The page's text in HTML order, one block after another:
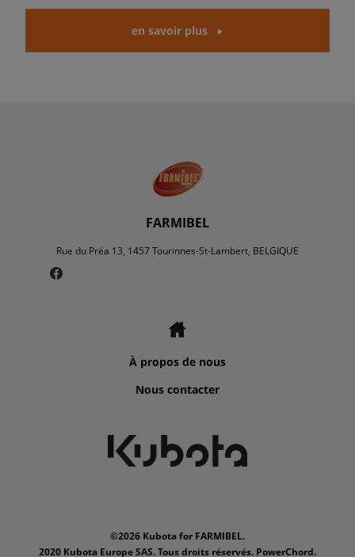
en savoir plus
FARMIBEL
Rue du Préa 13, 1457 Tourinnes-St-Lambert, BELGIQUE
À propos de nous
Nous contacter
©2026 Kubota for FARMIBEL.
2020 Kubota Europe SAS. Tous droits réservés. PowerChord.